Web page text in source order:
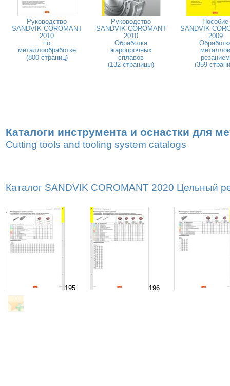
Руководство
SANDVIK COROMANT
2010
по
металлообработке
(800 страниц)
Руководство
SANDVIK COROMANT
2010
Обработка
жаропрочных
сплавов
(132 страницы)
Пособие
SANDVIK
2009
металлов
резанием
(359
Каталоги инструмента и оснастки для
Cutting tools and tooling system catalogs
Каталог SANDVIK COROMANT 2020 Цельный
195 196